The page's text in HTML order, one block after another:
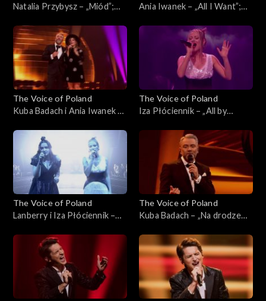
Natalia Przybysz – „Miód”;
30 listopada 2024
Ania Iwanek – „All I Want”;
30 listopada 2024
The Voice of Poland
Kuba Badach i Ania Iwanek –
„The Voice of Poland”, Finał,
30 listopada 2024
The Voice of Poland
Iza Płóciennik – „All by
Poland”, Finał, 30 listopada
The Voice of Poland
Lanberry i Iza Płóciennik –
Poland”, Finał, 30 listopada
The Voice of Poland
Kuba Badach – „Na drodze
of Poland”, Finał, 30
listopada 2024